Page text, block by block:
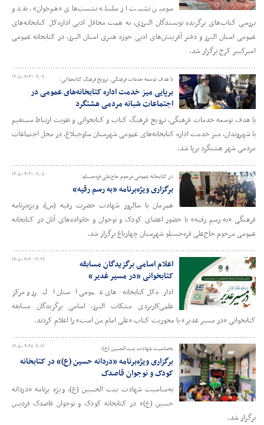
سومین نشست از سلسله نشست‌های «هم‌خوان»، نقد و
بررسی کتاب‌های برگزیده نویسندگان البرزی، به همت محافل ادبی اداره‌کل کتابخانه‌های
عمومی استان البرز و دفتر آفرینش‌های ادبی حوزه هنری استان البرز، در کتابخانه عمومی
امیرکبیر کرج برگزار شد.
۱۴۰۵-۰۴-۳۱ ۰۹:۰۹ با هدف توسعه خدمات فرهنگی، ترویج فرهنگ کتابخوانی؛
برپایی میز خدمت اداره کتابخانه‌های عمومی در
اجتماعات شبانه مردمی هشتگرد
با هدف توسعه خدمات فرهنگی، ترویج فرهنگ کتاب و کتابخوانی و تقویت ارتباط مستقیم
با شهروندان، میز خدمت اداره کتابخانه‌های عمومی شهرستان ساوجبلاغ، در محل اجتماعات
مردمی شهر هشتگرد برپا شد.
۱۴۰۵-۰۴-۳۱ ۰۹:۰۸ در کتابخانه عمومی مرحوم حاج‌علی قره‌حسنلو؛
برگزاری ویژه‌برنامه «به رسم رقیه»
همزمان با سالروز شهادت حضرت رقیه (س)، ویژه‌برنامه
فرهنگی «به رسم رقیه» با حضور اعضای کودک و نوجوان و خانواده‌های آنان در کتابخانه
عمومی مرحوم حاج‌علی قره‌حسنلو شهرستان چهارباغ برگزار شد.
۱۴۰۵-۰۴-۳۰ ۱۲:۲۶
اعلام اسامی برگزیدگان مسابقه
کتابخوانی «در مسیر غدیر»
اداره‌کل کتابخانه‌های عمومی استان البرز و مرکز
علمی‌کاربردی مشکات البرز، اسامی برگزیدگان مسابقه
کتابخوانی «در مسیر غدیر» با محوریت کتاب «علی امام من است» را اعلام کردند.
۱۴۰۵-۰۴-۲۸ ۰۹:۱۶ به‌مناسبت شهادت بنت الحسین (ع)؛
برگزاری ویژه‌برنامه «دردانه حسین (ع)» در کتابخانه
کودک و نوجوان قاصدک
به‌مناسبت شهادت بنت الحسین (ع)، ویژه برنامه «دردانه
حسین (ع)» در کتابخانه کودک و نوجوان قاصدک فردیس
برگزار شد.